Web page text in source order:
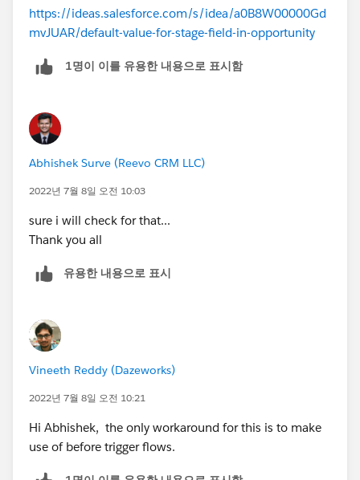
https://ideas.salesforce.com/s/idea/a0B8W00000Gd
mvJUAR/default-value-for-stage-field-in-opportunity
1명이 이를 유용한 내용으로 표시함
Abhishek Surve (Reevo CRM LLC)
2022년 7월 8일 오전 10:03
sure i will check for that...
Thank you all
유용한 내용으로 표시
Vineeth Reddy (Dazeworks)
2022년 7월 8일 오전 10:21
Hi Abhishek, the only workaround for this is to make
use of before trigger flows.